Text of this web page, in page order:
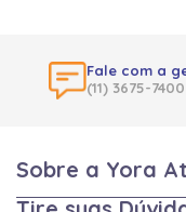
Fale com a
(11) 3675-7400
Sobre a Yora